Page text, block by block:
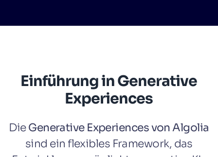
Einführung in Generative
Experiences
DieGenerative Experiences von Algolia
sind ein flexibles Framework, das